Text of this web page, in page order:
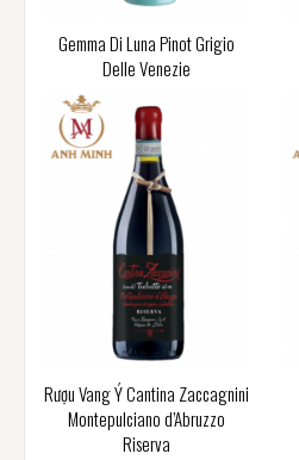
Gemma Di Luna Pinot Grigio
Delle Venezie
Rượu Vang Ý Cantina Zaccagnini
Montepulciano d’Abruzzo
Riserva